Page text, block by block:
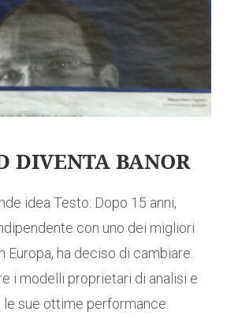
DIVENTA BANOR
idea Testo: Dopo 15 anni,
con uno dei migliori
Europa, ha deciso di cambiare.
i modelli proprietari di analisi e
le sue ottime performance